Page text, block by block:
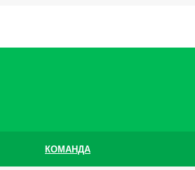
КОМАНДА